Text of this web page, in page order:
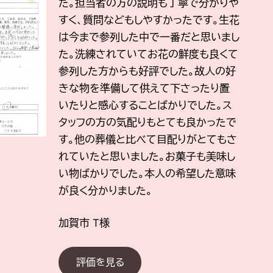
た。担当者の方の説明も丁寧で分かりや
すく、質問などもしやすかったです。生花
は今まで参列した中で一番だと思いまし
た。洗練されていてお花の鮮度も良くて
参列した方からも好評でした。故人の好
きな物を準備して供えて下さったり置
いたりと感心することばかりでした。ス
タッフの方の気配りもとても良かったで
す。他の葬儀と比べて目配りがとてもさ
れていたと思いました。お菓子も美味し
い物ばかりでした。本人の希望した意味
が良く分かりました。
加賀市 T様
評価を見る